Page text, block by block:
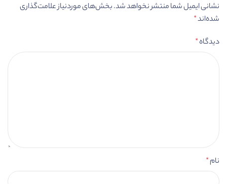
نشانی ایمیل شما منتشر نخواهد شد.بخش‌های موردنیاز علامت‌گذاری
شده‌اند*
دیدگاه*
نام*